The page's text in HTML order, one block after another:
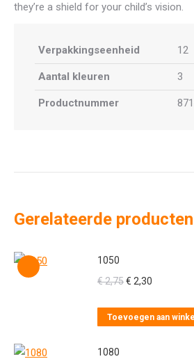
they’re a shield for your child’s vision.
Verpakkingseenheid 12
Aantal kleuren 3
Productnummer
Gerelateerde producten
1050
€2,75Oorspronkelijke
was:
€ 2,30
is:
Toevoegen aan
1080